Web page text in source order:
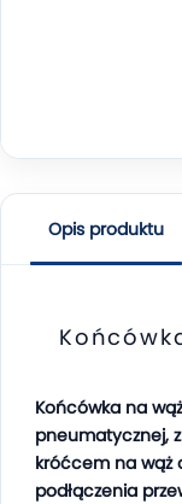
Opis produktu
Końcówka na
pneumatycznej,
króćcem na wąż
podłączenia